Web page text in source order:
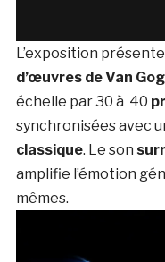
L’exposition présente
d’œuvres de Van
échelle par 30 à 40
synchronisées avec
classique. Le son
amplifie l’émotion
mêmes.